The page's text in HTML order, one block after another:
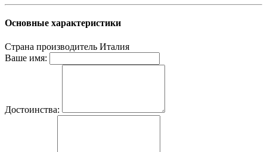
Основные характеристики
Страна производитель Италия
Ваше имя:
Достоинства: